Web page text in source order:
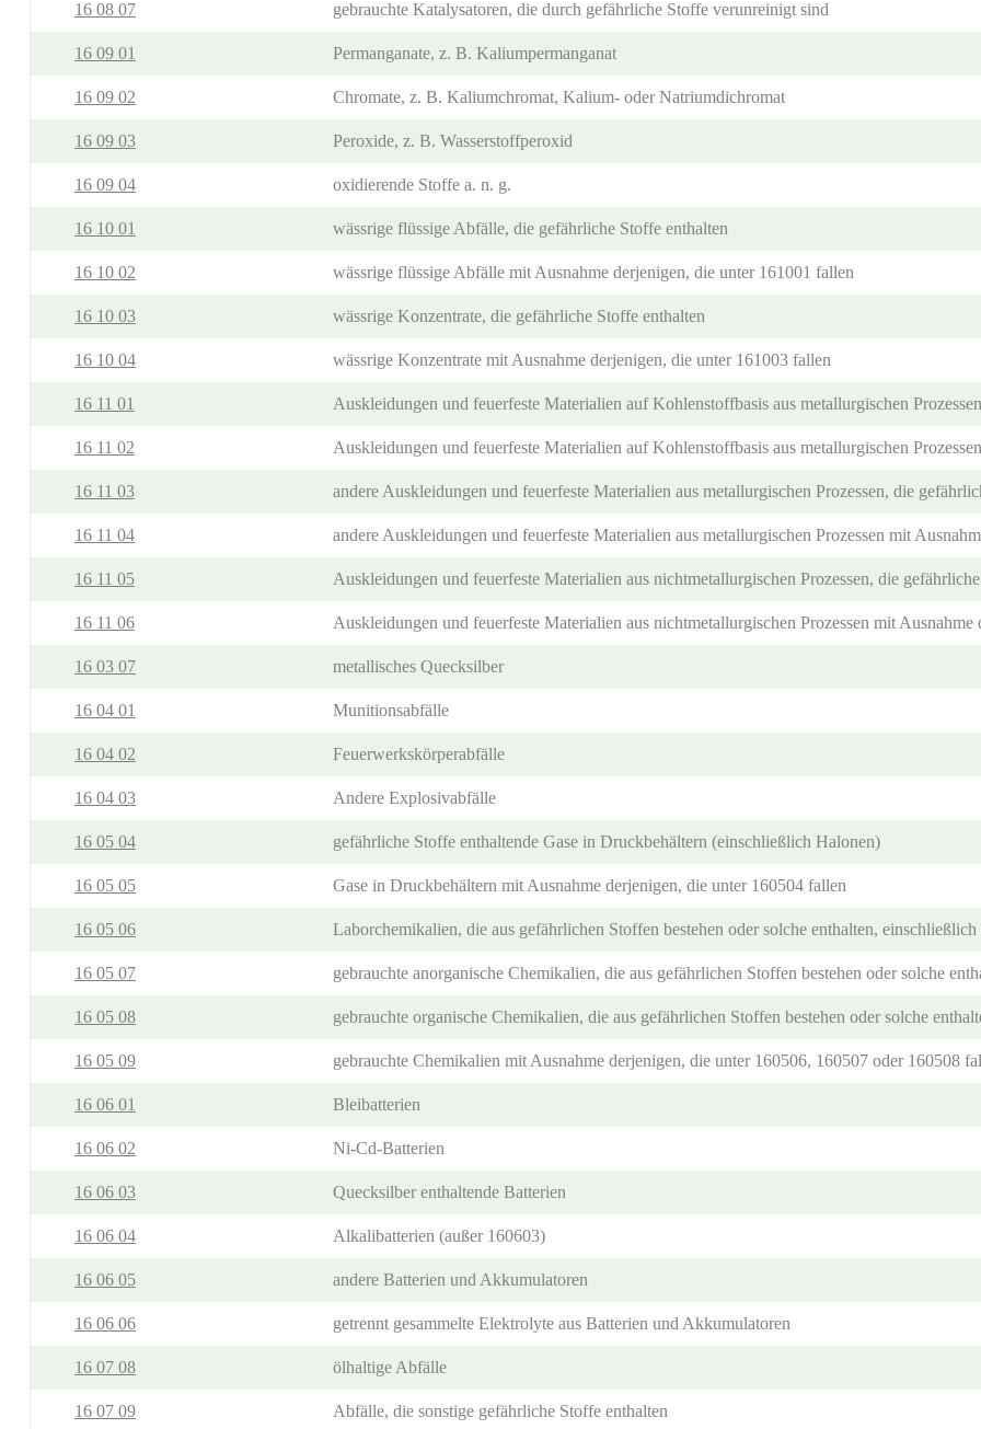
16 08 07 gebrauchte Katalysatoren, die durch gefährliche Stoffe verunreinigt sind
16 09 01 Permanganate, z. B. Kaliumpermanganat
16 09 02 Chromate, z. B. Kaliumchromat, Kalium- oder Natriumdichromat
16 09 03 Peroxide, z. B. Wasserstoffperoxid
16 09 04 oxidierende Stoffe a. n. g.
16 10 01 wässrige flüssige Abfälle, die gefährliche Stoffe enthalten
16 10 02 wässrige flüssige Abfälle mit Ausnahme derjenigen, die unter 161001 fallen
16 10 03 wässrige Konzentrate, die gefährliche Stoffe enthalten
16 10 04 wässrige Konzentrate mit Ausnahme derjenigen, die unter 161003 fallen
16 11 01 Auskleidungen und feuerfeste Materialien auf Kohlenstoffbasis aus metallurgischen
16 11 02 Auskleidungen und feuerfeste Materialien auf Kohlenstoffbasis aus metallurgischen
16 11 03 andere Auskleidungen und feuerfeste Materialien aus metallurgischen Prozessen, die
16 11 04 andere Auskleidungen und feuerfeste Materialien aus metallurgischen Prozessen mit
16 11 05 Auskleidungen und feuerfeste Materialien aus nichtmetallurgischen Prozessen, die
16 11 06 Auskleidungen und feuerfeste Materialien aus nichtmetallurgischen Prozessen mit
16 03 07 metallisches Quecksilber
16 04 01 Munitionsabfälle
16 04 02 Feuerwerkskörperabfälle
16 04 03 Andere Explosivabfälle
16 05 04 gefährliche Stoffe enthaltende Gase in Druckbehältern (einschließlich Halonen)
16 05 05 Gase in Druckbehältern mit Ausnahme derjenigen, die unter 160504 fallen
16 05 06 Laborchemikalien, die aus gefährlichen Stoffen bestehen oder solche enthalten,
16 05 07 gebrauchte anorganische Chemikalien, die aus gefährlichen Stoffen bestehen oder solche
16 05 08 gebrauchte organische Chemikalien, die aus gefährlichen Stoffen bestehen oder solche
16 05 09 gebrauchte Chemikalien mit Ausnahme derjenigen, die unter 160506, 160507 oder 160508
16 06 01 Bleibatterien
16 06 02 Ni-Cd-Batterien
16 06 03 Quecksilber enthaltende Batterien
16 06 04 Alkalibatterien (außer 160603)
16 06 05 andere Batterien und Akkumulatoren
16 06 06 getrennt gesammelte Elektrolyte aus Batterien und Akkumulatoren
16 07 08 ölhaltige Abfälle
16 07 09 Abfälle, die sonstige gefährliche Stoffe enthalten